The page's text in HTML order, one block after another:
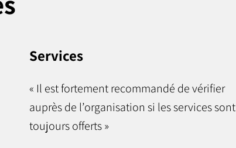
Services
« Il est fortement recommandé de vérifier
auprès de l’organisation si les services sont
toujours offerts »